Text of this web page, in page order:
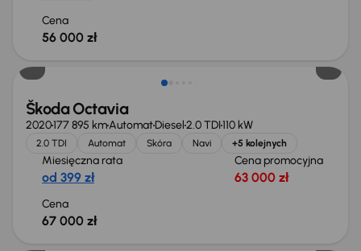
Cena
56 000 zł
Škoda Octavia
2020177 895 kmAutomatDiesel2.0 TDI110 kW
2.0 TDI Automat Skóra Navi +5 kolejnych
Miesięczna rata
od 399 zł
Cena promocyjna
63 000 zł
Cena
67 000 zł